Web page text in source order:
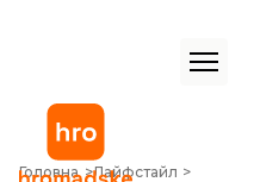
Головна Лайфстайл
У центрі Києва запрацювали